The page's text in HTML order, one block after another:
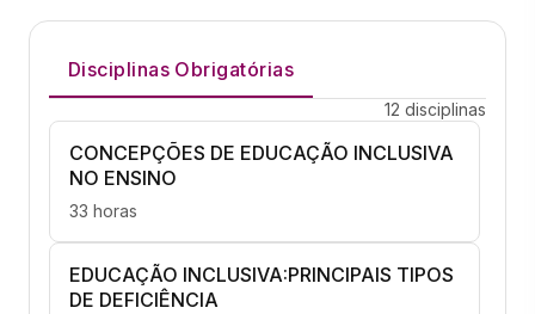
Disciplinas Obrigatórias
12 disciplinas
CONCEPÇÕES DE EDUCAÇÃO INCLUSIVA
NO ENSINO
33 horas
EDUCAÇÃO INCLUSIVA:PRINCIPAIS TIPOS
DE DEFICIÊNCIA